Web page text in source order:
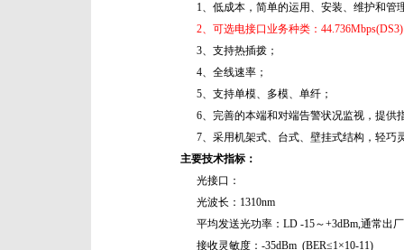
1、低成本，简单的运用、安装、维护和管
2、可选电接口业务种类：
3、支持热插拨；
4、全线速率；
5、支持单模、多模、单纤；
6、完善的本端和对端告警状况监视，提供
7、采用机架式、台式、壁挂式结构，轻巧
主要技术指标：
光接口：
光波长：1310nm
平均发送光功率：LD -15～+3dBm,通常出
接收灵敏度：-35dBm (BER≤1×10-11)